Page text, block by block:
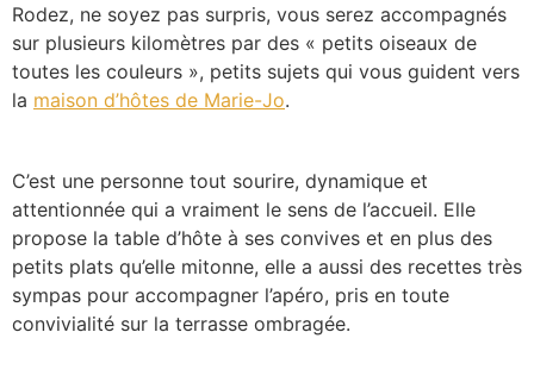
Rodez, ne soyez pas surpris, vous serez accompagnés
sur plusieurs kilomètres par des « petits oiseaux de
toutes les couleurs », petits sujets qui vous guident vers
la maison d’hôtes de Marie-Jo.
C’est une personne tout sourire, dynamique et
attentionnée qui a vraiment le sens de l’accueil. Elle
propose la table d’hôte à ses convives et en plus des
petits plats qu’elle mitonne, elle a aussi des recettes très
sympas pour accompagner l’apéro, pris en toute
convivialité sur la terrasse ombragée.